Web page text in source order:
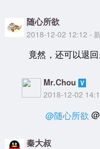
随心所欲
2018-12-02 12:12 -
竟然，还可以退
Mr.Chou
2018-12-02
@随心所欲
秦大叔